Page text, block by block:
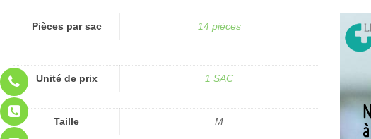
Pièces par sac 14 pièces
Unité de prix 1 SAC
Taille M